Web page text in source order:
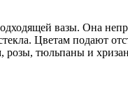
вазы. Она
стекла. Цветам
розы, тюльпаны и